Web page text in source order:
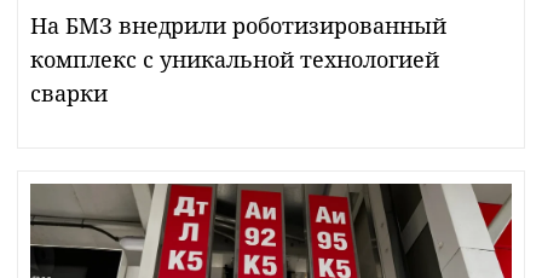
На БМЗ внедрили роботизированный
комплекс с уникальной технологией
сварки